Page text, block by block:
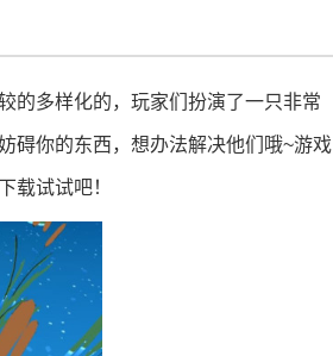
的多样化的，玩家们扮演了一只非常
碍你的东西，想办法解决他们哦~游戏
载试试吧！